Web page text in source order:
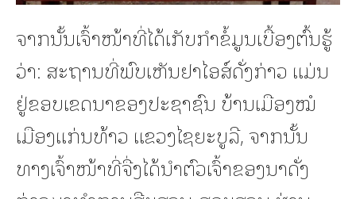
ຈາກນັ້ນເຈົ້າໜ້າທີ່ໄດ້ເກັບກໍາຂໍ້ມູນເບື້ອງຕົ້ນຮູ້
ວ່າ: ສະຖານທີ່ພົບເຫັນຢາໄອສ໌ດັ່ງກ່າວ ແມ່ນ
ຢູ່ຂອບເຂດນາຂອງປະຊາຊົນ ບ້ານເມືອງໝໍ
ເມືອງແກ່ນທ້າວ ແຂວງໄຊຍະບູລີ, ຈາກນັ້ນ
ທາງເຈົ້າໜ້າທີ່ຈື່ງໄດ້ນໍາຕົວເຈົ້າຂອງນາດັ່ງ